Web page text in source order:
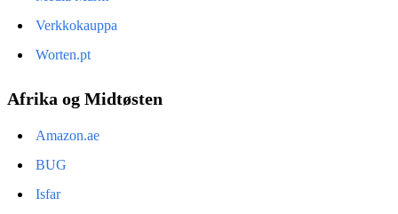
Verkkokauppa
Worten.pt
Afrika og Midtøsten
Amazon.ae
BUG
Isfar